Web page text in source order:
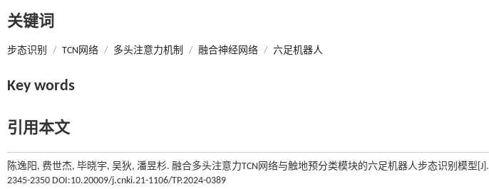
关键词
步态识别 / TCN网络 / 多头注意力机制 / 融合神经网络 / 六足机器人
Key words
引用本文
陈逸阳, 费世杰, 毕晓宇, 吴狄, 潘昱杉. 融合多头注意力TCN网络与触地预分类模块的六足机器人步态识别模型[J].
2345-2350 DOI:10.20009/j.cnki.21-1106/TP.2024-0389